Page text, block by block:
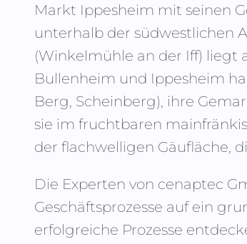
Markt Ippesheim mit seinen
unterhalb der südwestlichen
(Winkelmühle an der Iff) liegt
Bullenheim und Ippesheim
Berg, Scheinberg), ihre
sie im fruchtbaren
der flachwelligen Gäufläche,
Die Experten von cenaptec
Geschäftsprozesse auf ein
erfolgreiche Prozesse